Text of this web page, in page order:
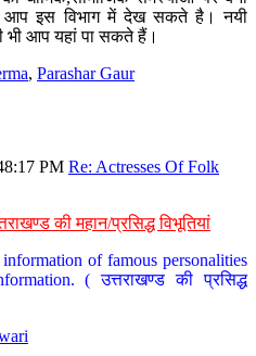
आप इस विभाग में देख सकते है। नयी
भी आप यहां पा सकते हैं।
, Parashar Gaur
PM Re: Actresses Of Folk
की महान/प्रसिद्ध विभूतियां
of famous personalities
( उत्तराखण्ड की प्रसिद्ध